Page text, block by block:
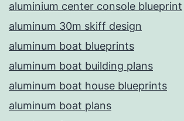
aluminium center console blueprint
aluminum 30m skiff design
aluminum boat blueprints
aluminum boat building plans
aluminum boat house blueprints
aluminum boat plans